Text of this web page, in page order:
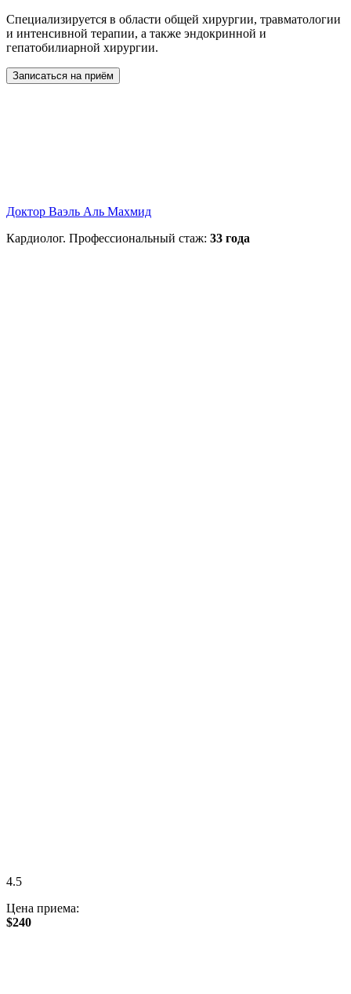
Специализируется в области общей хирургии, травматологии
и интенсивной терапии, а также эндокринной и
гепатобилиарной хирургии.
Записаться на приём
Доктор Ваэль Аль Махмид
Кардиолог. Профессиональный стаж: 33 года
4.5
Цена приема:
$240